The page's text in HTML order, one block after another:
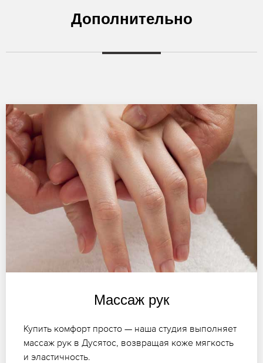
Дополнительно
Массаж рук
Купить комфорт просто — наша студия выполняет
массаж рук в Дусятос, возвращая коже мягкость
и эластичность.